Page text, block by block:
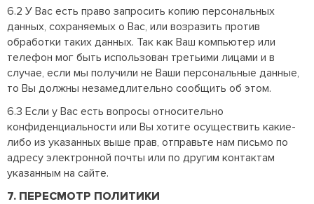
6.2 У Вас есть право запросить копию персональных
данных, сохраняемых о Вас, или возразить против
обработки таких данных. Так как Ваш компьютер или
телефон мог быть использован третьими лицами и в
случае, если мы получили не Ваши персональные данные,
то Вы должны незамедлительно сообщить об этом.
6.3 Если у Вас есть вопросы относительно
конфиденциальности или Вы хотите осуществить какие-
либо из указанных выше прав, отправьте нам письмо по
адресу электронной почты или по другим контактам
указанным на сайте.
7. ПЕРЕСМОТР ПОЛИТИКИ